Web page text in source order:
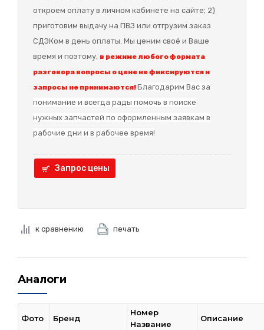
откроем оплату в личном кабинете на сайте; 2)
приготовим выдачу на ПВЗ или отгрузим заказ
СДЭКом в день оплаты. Мы ценим своё и Ваше
время и поэтому, в режиме любого формата
разговора вопросы о цене не фиксируются и
запросы не принимаются!Благодарим Вас за
понимание и всегда рады помочь в поиске
нужных запчастей по оформленным заявкам в
рабочие дни и в рабочее время!
Запрос цены
к сравнению печать
Аналоги
Фото Бренд
Номер
Название
Описание